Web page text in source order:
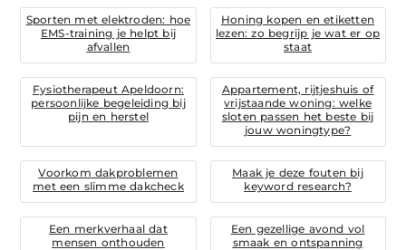
Sporten met elektroden: hoe
EMS-training je helpt bij
afvallen
Honing kopen en etiketten
lezen: zo begrijp je wat er op
staat
Fysiotherapeut Apeldoorn:
persoonlijke begeleiding bij
pijn en herstel
Appartement, rijtjeshuis of
vrijstaande woning: welke
sloten passen het beste bij
jouw woningtype?
Voorkom dakproblemen
met een slimme dakcheck
Maak je deze fouten bij
keyword research?
Een merkverhaal dat
mensen onthouden
Een gezellige avond vol
smaak en ontspanning